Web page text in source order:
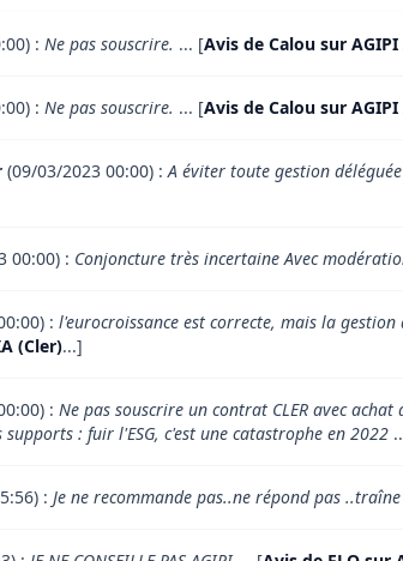
: Ne pas souscrire. ... [Avis de Calou sur AGIPI
: Ne pas souscrire. ... [Avis de Calou sur AGIPI
(09/03/2023 00:00) :A éviter toute gestion
00:00) : Conjoncture très incertaine Avec
: l'eurocroissance est correcte, mais la
(Cler)...]
: Ne pas souscrire un contrat CLER avec
supports : fuir l'ESG, c'est une catastrophe en 2022
: Je ne recommande pas..ne répond pas